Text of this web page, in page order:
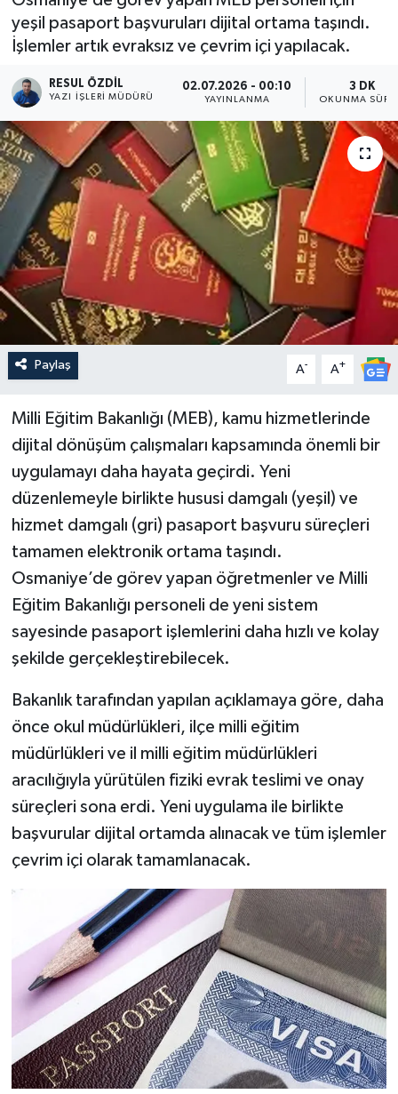
yeşil pasaport başvuruları dijital ortama taşındı.
İşlemler artık evraksız ve çevrim içi yapılacak.
RESUL ÖZDIL
YAZI İŞLERI MÜDÜRÜ
02.07.2026 - 00:10
YAYINLANMA
3 DK
OKUNMA
Paylaş A- A+
Milli Eğitim Bakanlığı (MEB), kamu hizmetlerinde
dijital dönüşüm çalışmaları kapsamında önemli bir
uygulamayı daha hayata geçirdi. Yeni
düzenlemeyle birlikte hususi damgalı (yeşil) ve
hizmet damgalı (gri) pasaport başvuru süreçleri
tamamen elektronik ortama taşındı.
Osmaniye’de görev yapan öğretmenler ve Milli
Eğitim Bakanlığı personeli de yeni sistem
sayesinde pasaport işlemlerini daha hızlı ve kolay
şekilde gerçekleştirebilecek.
Bakanlık tarafından yapılan açıklamaya göre, daha
önce okul müdürlükleri, ilçe milli eğitim
müdürlükleri ve il milli eğitim müdürlükleri
aracılığıyla yürütülen fiziki evrak teslimi ve onay
süreçleri sona erdi. Yeni uygulama ile birlikte
başvurular dijital ortamda alınacak ve tüm işlemler
çevrim içi olarak tamamlanacak.